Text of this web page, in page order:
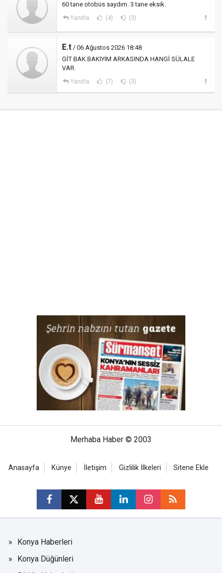
60 tane otobüs saydım. 3 tane eksik.
Yanıtla (4) (3)
E.t / 06 Ağustos 2026 18:48
GİT BAK BAKIYIM ARKASINDA HANGİ SÜLALE
VAR.
Yanıtla (7) (3)
Merhaba Haber © 2003
Anasayfa Künye İletişim Gizlilik İlkeleri Sitene Ekle
Konya Haberleri
Konya Düğünleri